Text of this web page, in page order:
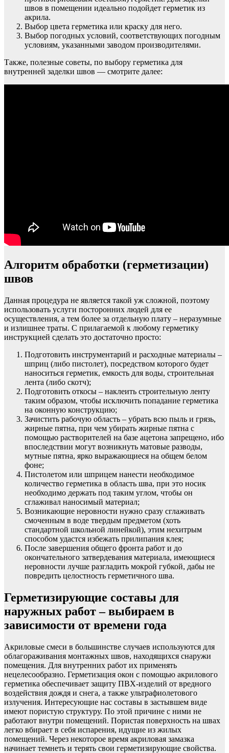
швов в помещении идеально подойдет герметик из
акрила.
Выбор цвета герметика или краску для него.
Выбор погодных условий, соответствующих погодным
условиям, указанными заводом производителями.
Также, полезные советы, по выбору герметика для
внутренней заделки швов — смотрите далее:
Алгоритм обработки (герметизации)
швов
Данная процедура не является такой уж сложной, поэтому
использовать услуги посторонних людей для ее
осуществления, а тем более за отдельную плату – неразумные
и излишнее траты. С прилагаемой к любому герметику
инструкцией сделать это достаточно просто:
Подготовить инструментарий и расходные материалы –
шприц (либо пистолет), посредством которого будет
наноситься герметик, емкость для воды, строительная
лента (либо скотч);
Подготовить откосы – наклеить строительную ленту
таким образом, чтобы исключить попадание герметика
на оконную конструкцию;
Зачистить рабочую область – убрать всю пыль и грязь,
жирные пятна, при чем убирать жирные пятна с
помощью растворителей на базе ацетона запрещено, ибо
впоследствии могут возникнуть матовые разводы,
мутные пятна, ярко выражающиеся на общем белом
фоне;
Пистолетом или шприцем нанести необходимое
количество герметика в область шва, при это носик
необходимо держать под таким углом, чтобы он
сглаживал наносимый материал;
Возникающие неровности нужно сразу сглаживать
смоченным в воде твердым предметом (хоть
стандартной школьной линейкой), этим нехитрым
способом удастся избежать прилипания клея;
После завершения общего фронта работ и до
окончательного затвердевания материала, имеющиеся
неровности лучше разгладить мокрой губкой, дабы не
повредить целостность герметичного шва.
Герметизирующие составы для
наружных работ – выбираем в
зависимости от времени года
Акриловые смеси в большинстве случаев используются для
облагораживания монтажных швов, находящихся снаружи
помещения. Для внутренних работ их применять
нецелесообразно. Герметизация окон с помощью акрилового
герметика обеспечивает защиту ПВХ-изделий от вредного
воздействия дождя и снега, а также ультрафиолетового
излучения. Интересующие нас составы в застывшем виде
имеют пористую структуру. По этой причине с ними не
работают внутри помещений. Пористая поверхность на швах
легко вбирает в себя испарения, идущие из жилых
помещений. Через некоторое время акриловая замазка
начинает темнеть и терять свои герметизирующие свойства.